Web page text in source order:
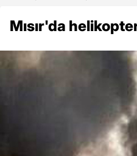
Mısır'da